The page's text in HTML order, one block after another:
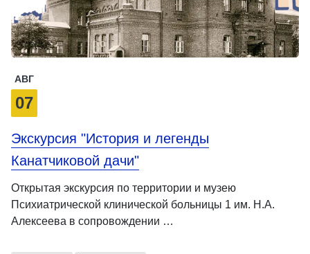
АВГ
07
Экскурсия "История и легенды
Канатчиковой дачи"
Открытая экскурсия по территории и музею
Психиатрической клинической больницы 1 им. Н.А.
Алексеева в сопровождении …